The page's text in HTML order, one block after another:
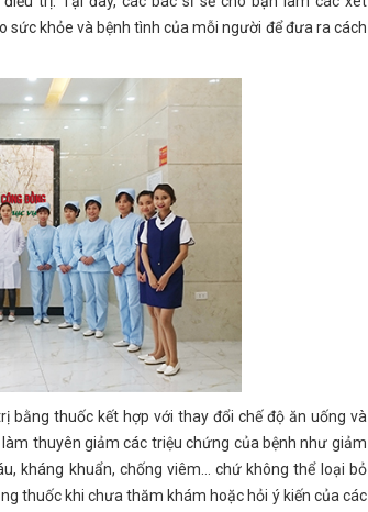
sức khỏe và bệnh tình của mỗi người để đưa ra cách
bằng thuốc kết hợp với thay đổi chế độ ăn uống và
thuyên giảm các triệu chứng của bệnh như giảm
kháng khuẩn, chống viêm… chứ không thể loại bỏ
thuốc khi chưa thăm khám hoặc hỏi ý kiến của các